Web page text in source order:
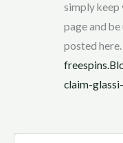
simply keep
page and
posted
claim-